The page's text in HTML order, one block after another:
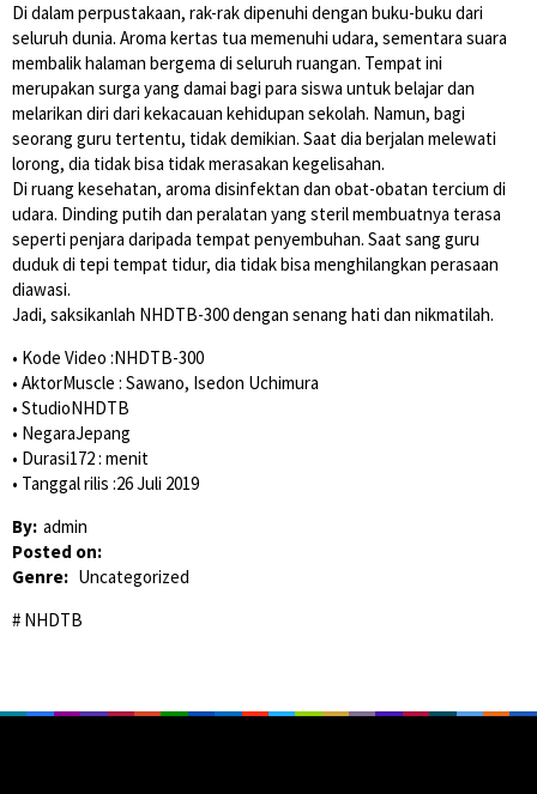
Di dalam perpustakaan, rak-rak dipenuhi dengan buku-buku dari
seluruh dunia. Aroma kertas tua memenuhi udara, sementara suara
membalik halaman bergema di seluruh ruangan. Tempat ini
merupakan surga yang damai bagi para siswa untuk belajar dan
melarikan diri dari kekacauan kehidupan sekolah. Namun, bagi
seorang guru tertentu, tidak demikian. Saat dia berjalan melewati
lorong, dia tidak bisa tidak merasakan kegelisahan.
Di ruang kesehatan, aroma disinfektan dan obat-obatan tercium di
udara. Dinding putih dan peralatan yang steril membuatnya terasa
seperti penjara daripada tempat penyembuhan. Saat sang guru
duduk di tepi tempat tidur, dia tidak bisa menghilangkan perasaan
diawasi.
Jadi, saksikanlah NHDTB-300 dengan senang hati dan nikmatilah.
• Kode Video :NHDTB-300
• AktorMuscle : Sawano, Isedon Uchimura
• StudioNHDTB
• NegaraJepang
• Durasi172 : menit
• Tanggal rilis :26 Juli 2019
By: admin
Posted on:
Genre: Uncategorized
NHDTB